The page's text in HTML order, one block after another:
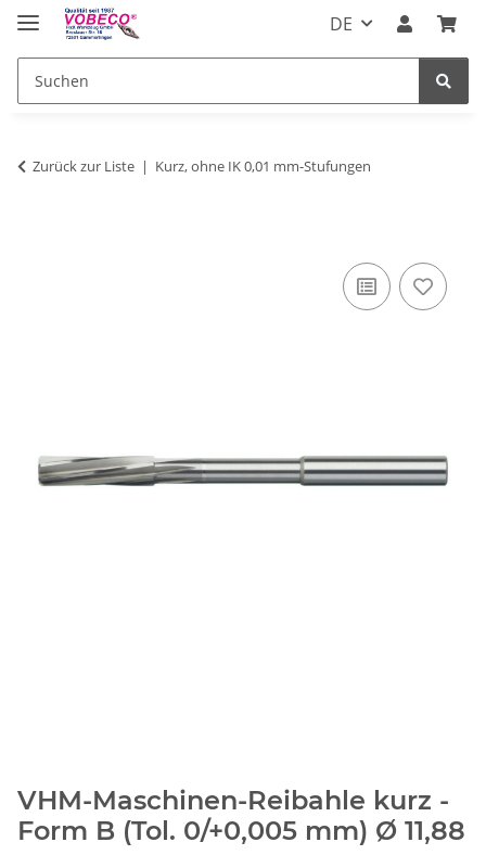
DE
Zurück zur Liste Kurz, ohne IK 0,01 mm-Stufungen
VHM-Maschinen-Reibahle kurz -
Form B (Tol. 0/+0,005 mm) Ø 11,88